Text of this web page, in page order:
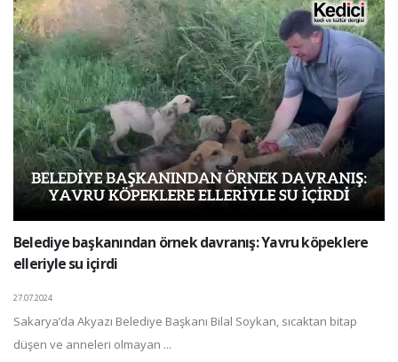
Belediye başkanından örnek davranış: Yavru köpeklere
elleriyle su içirdi
27.07.2024
Sakarya’da Akyazı Belediye Başkanı Bilal Soykan, sıcaktan bitap
düşen ve anneleri olmayan ...